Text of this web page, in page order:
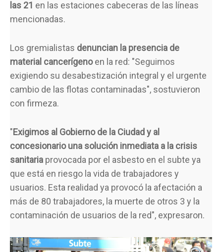
las 21 en las estaciones cabeceras de las líneas
mencionadas.
Los gremialistas denuncian la presencia de
material cancerígenoen la red: "Seguimos
exigiendo su desabestización integral y el urgente
cambio de las flotas contaminadas", sostuvieron
con firmeza.
"Exigimos al Gobierno de la Ciudad y al
concesionario una solución inmediata a la crisis
sanitaria provocada por el asbesto en el subte ya
que está en riesgo la vida de trabajadores y
usuarios. Esta realidad ya provocó la afectación a
más de 80 trabajadores, la muerte de otros 3 y la
contaminación de usuarios de la red", expresaron.